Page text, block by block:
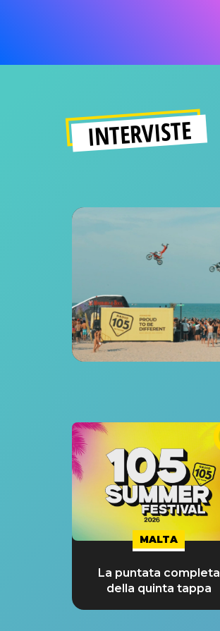
INTERVISTE
MALTA
La puntata completa
della quinta tappa